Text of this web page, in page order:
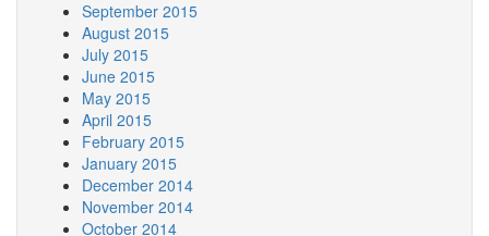
September 2015
August 2015
July 2015
June 2015
May 2015
April 2015
February 2015
January 2015
December 2014
November 2014
October 2014